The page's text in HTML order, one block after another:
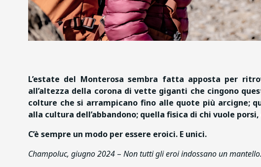
L’estate del Monterosa sembra fatta apposta per
all’altezza della corona di vette giganti che cingono
colture che si arrampicano fino alle quote più arcigne;
alla cultura dell’abbandono; quella fisica di chi vuole
C’è sempre un modo per essere eroici. E unici.
Champoluc, giugno 2024 – Non tutti gli eroi indossano un mantello.